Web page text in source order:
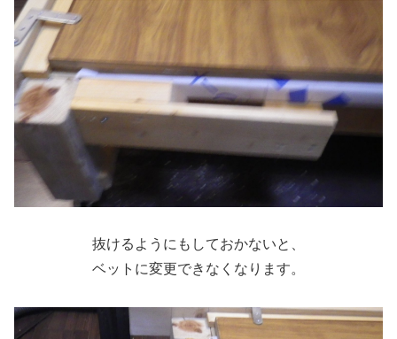
抜けるようにもしておかないと、
ベットに変更できなくなります。